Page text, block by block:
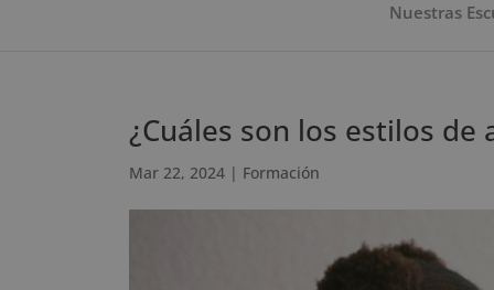
Nuestras
¿Cuáles son los estilos
Mar 22, 2024 | Formación